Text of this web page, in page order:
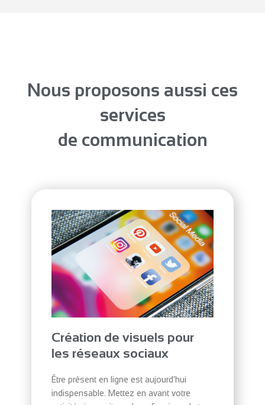
Nous proposons aussi ces
services
de communication
Création de visuels pour
les réseaux sociaux
Être présent en ligne est aujourd’hui
indispensable. Mettez en avant votre